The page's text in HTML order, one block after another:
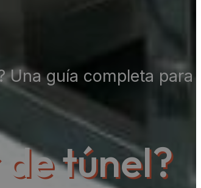
Una guía completa para
túnel?